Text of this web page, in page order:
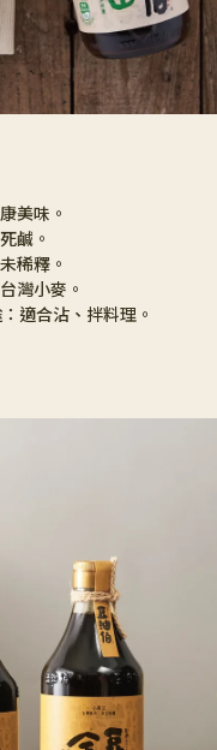
美味。
鹹。
稀釋。
灣小麥。
適合沾、拌料理。